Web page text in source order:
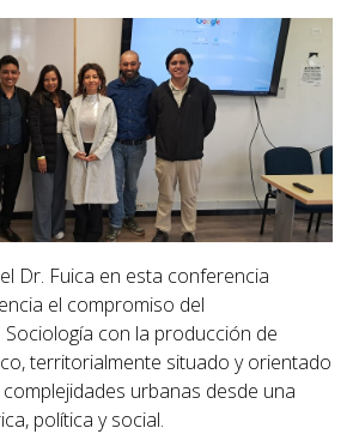
Dr. Fuica en esta conferencia
el compromiso del
con la producción de
territorialmente situado y orientado
urbanas desde una
política y social.